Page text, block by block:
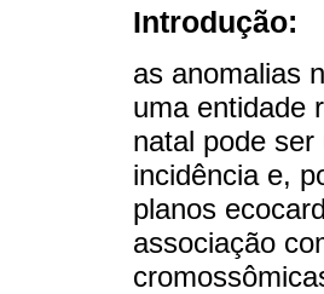
Introdução:
as anomalias
uma entidade
natal pode
incidência e,
planos
associação